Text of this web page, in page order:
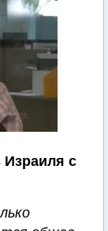
Израиля с